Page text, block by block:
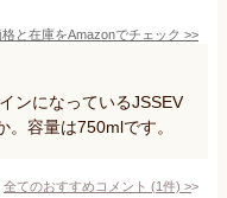
格と在庫をAmazonでチェック >>
ンになっているJSSEV
容量は750mlです。
全てのおすすめコメント (1件) >